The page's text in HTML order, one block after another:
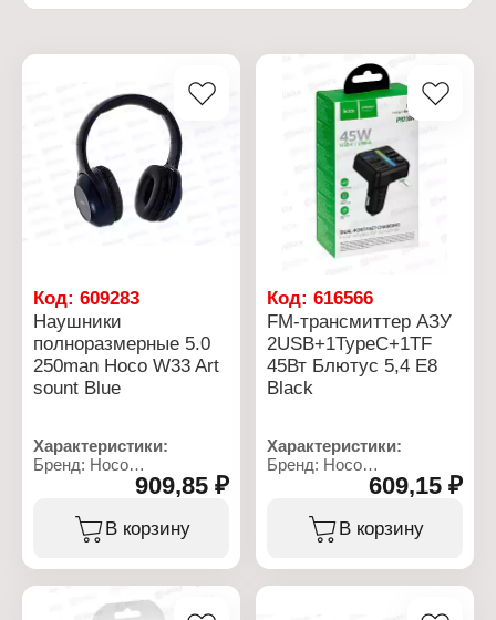
Код: 609283
Наушники
полноразмерные 5.0
250man Hoco W33 Art
sount Blue
Характеристики:
Бренд: Hoco
Тип товара: Гарнитура
Вариация: Наушники
полноразмерные
Модель: W33 Art sount
беспроводные
Версия Bluetooth:
909,85 ₽
В корзину
Код:616566
FM-трансмиттер АЗУ
2USB+1TypeC+1TF
45Вт Блютус 5,4 E8
Black
Характеристики:
Бренд: Hoco
Тип товара: FM-
Вариация: FM модулятор
Модель: E89
609,15 ₽
В корзину